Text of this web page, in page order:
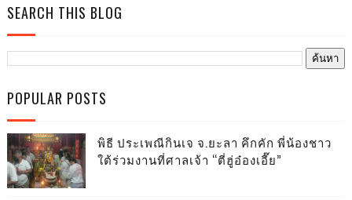
SEARCH THIS BLOG
POPULAR POSTS
พิธี ประเพณีกินเจ จ.ยะลา คึกคัก พี่น้องชาว
ใต้ร่วมงานที่ศาลเจ้า “ตี่ฮู่อ๋องเอี๊ย”